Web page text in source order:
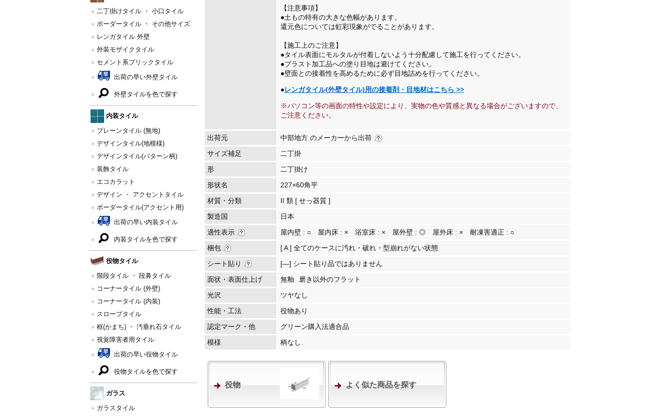
二丁掛けタイル ・ 小口タイル
ボーダータイル ・ その他サイズ
レンガタイル 外壁
外装モザイクタイル
セメント系ブリックタイル
出荷の早い外壁タイル
外壁タイルを色で探す
内装タイル
プレーンタイル (無地)
デザインタイル(地模様)
デザインタイル(パターン柄)
装飾タイル
エコカラット
デザイン ・ アクセントタイル
ボーダータイル(アクセント用)
出荷の早い内装タイル
内装タイルを色で探す
役物タイル
階段タイル ・ 段鼻タイル
コーナータイル (外壁)
コーナータイル (内装)
スロープタイル
框(かまち) ・ 汚垂れ石タイル
視覚障害者用タイル
出荷の早い役物タイル
役物タイルを色で探す
ガラス
ガラスタイル
【注意事項】
●土もの特有の大きな色幅があります。
還元色については虹彩現象がでることがあります。
【施工上のご注意】
●タイル表面にモルタルが付着しないよう十分配慮して施工を行ってください。
●ブラスト加工品への塗り目地は避けてください。
●壁面との接着性を高めるために必ず目地詰めを行ってください。
●レンガタイル(外壁タイル)用の接着剤・目地材はこちら >>
※パソコン等の画面の特性や設定により、実物の色や質感と異なる場合がございますので、
ご注意ください。
出荷元
中部地方 のメーカーから出荷
サイズ補足
二丁掛
形
二丁掛け
形状名
227×60角平
材質・分類
II 類 [ せっ器質 ]
製造国
日本
適性表示
屋内壁 : ○ 屋内床 : × 浴室床 : × 屋外壁 : ◎ 屋外床 : × 耐凍害適正 : ○
梱包
[ A ] 全てのケースに汚れ・破れ・型崩れがない状態
シート貼り
[―] シート貼り品ではありません
面状・表面仕上げ
無釉
磨き以外のフラット
光沢
ツヤなし
性能・工法
役物あり
認定マーク・他
グリーン購入法適合品
模様
柄なし
役物 よく似た商品を探す